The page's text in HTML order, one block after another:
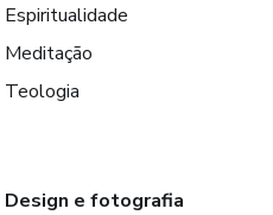
Espiritualidade
Meditação
Teologia
Design e fotografia